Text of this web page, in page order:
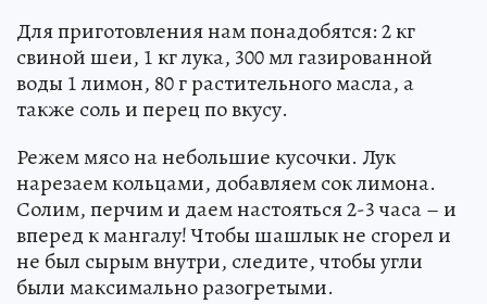
Для приготовления нам понадобятся: 2 кг
свиной шеи, 1 кг лука, 300 мл газированной
воды 1 лимон, 80 г растительного масла, а
также соль и перец по вкусу.
Режем мясо на небольшие кусочки. Лук
нарезаем кольцами, добавляем сок лимона.
Солим, перчим и даем настояться 2-3 часа – и
вперед к мангалу! Чтобы шашлык не сгорел и
не был сырым внутри, следите, чтобы угли
были максимально разогретыми.